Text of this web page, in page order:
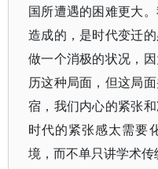
国所遭遇的困难更大
造成的，是时代变迁
做一个消极的状况，
历这种局面，但这局
宿，我们内心的紧张
时代的紧张感太需要
境，而不单只讲学术传